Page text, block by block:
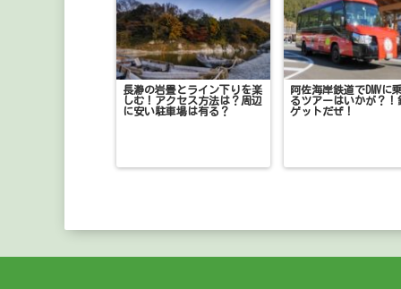
長瀞の岩畳とライン下りを楽
しむ！アクセス方法は？周辺
に安い駐車場は有る？
阿佐海岸鉄道でDMVに
るツアーはいかが？！
ゲットだぜ！